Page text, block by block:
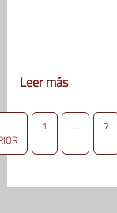
Leer más
1 … 7